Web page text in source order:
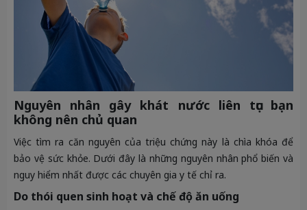
Nguyên nhân gây khát nước liên tục bạn
không nên chủ quan
Việc tìm ra căn nguyên của triệu chứng này là chìa khóa để
bảo vệ sức khỏe. Dưới đây là những nguyên nhân phổ biến và
nguy hiểm nhất được các chuyên gia y tế chỉ ra.
Do thói quen sinh hoạt và chế độ ăn uống